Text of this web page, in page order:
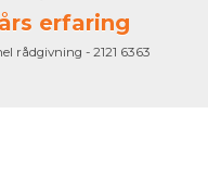
erfaring
rådgivning - 2121 6363